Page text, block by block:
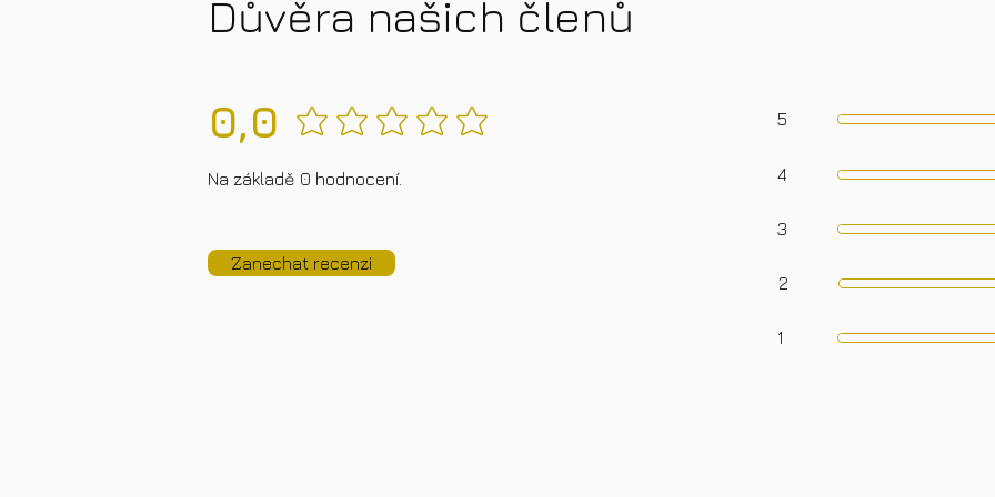
Důvěra našich členů
0,0
Zatiaľ žiadne hodnotenia
Na základě 0 hodnocení.
Zanechat recenzi
5
4
3
2
1